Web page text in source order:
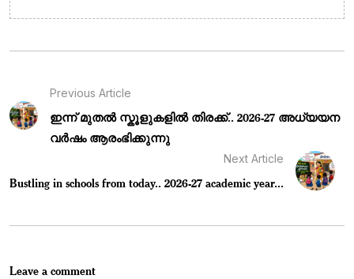
Previous Article
ഇന്ന് മുതൽ സ്കൂളുകളിൽ തിരക്ക്.. 2026-27 അധ്യയന
വർഷം ആരംഭിക്കുന്നു
Next Article
Bustling in schools from today.. 2026-27 academic year...
Leave a comment